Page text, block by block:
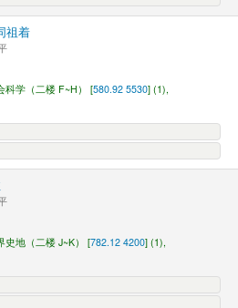
祖着
科学（二楼 F~H） [580.92 5530] (1),
史地（二楼 J~K） [782.12 4200] (1),